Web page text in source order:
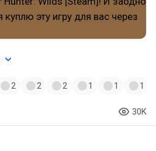
2 2 2 1 1 1
30K